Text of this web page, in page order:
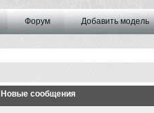
Форум Добавить модель
Новые сообщения